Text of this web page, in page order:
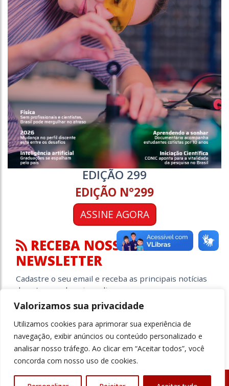
Valorizamos sua privacidade
Utilizamos cookies para aprimorar sua experiência de
navegação, exibir anúncios ou conteúdo personalizado e
analisar nosso tráfego. Ao clicar em “Aceitar todos”, você
concorda com nosso uso de cookies.
EDIÇÃO 299
EDIÇÃO N°299
ASSINE AGORA
RECEBA NOSSA
NEWSLETTER
Cadastre o seu email e receba as principais notícias
do setor a cada quinze dias.
Li e Aceito os termos de Política e Privacidade da LGPD*